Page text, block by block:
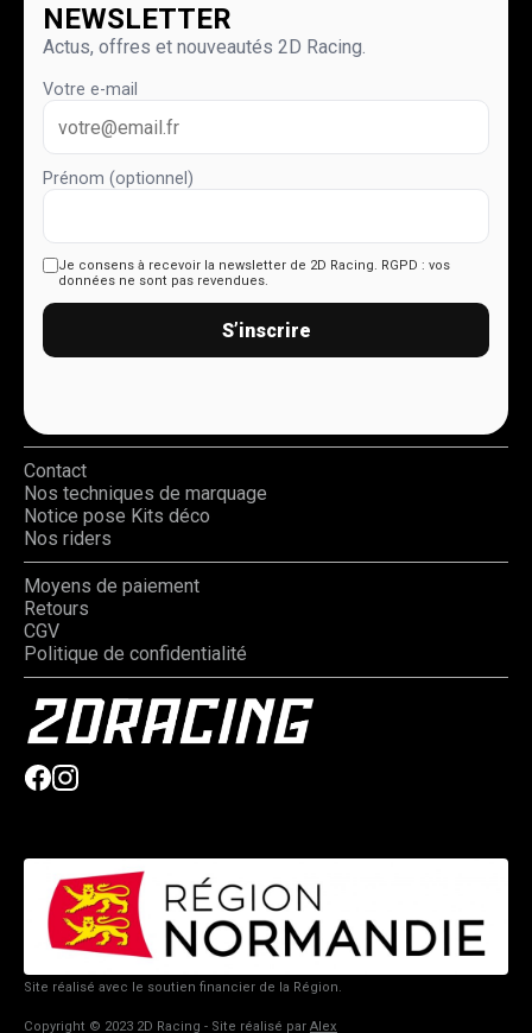
NEWSLETTER
Actus, offres et nouveautés 2D Racing.
Votre e-mail
Prénom (optionnel)
Je consens à recevoir la newsletter de 2D Racing. RGPD : vos
données ne sont pas revendues.
S’inscrire
Contact
Nos techniques de marquage
Notice pose Kits déco
Nos riders
Moyens de paiement
Retours
CGV
Politique de confidentialité
Site réalisé avec le soutien financier de la Région.
Copyright © 2023 2D Racing - Site réalisé par Alex